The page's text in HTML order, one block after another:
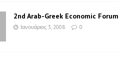
2nd Arab-Greek Economic Forum
Ιανουάριος 3, 2008 0